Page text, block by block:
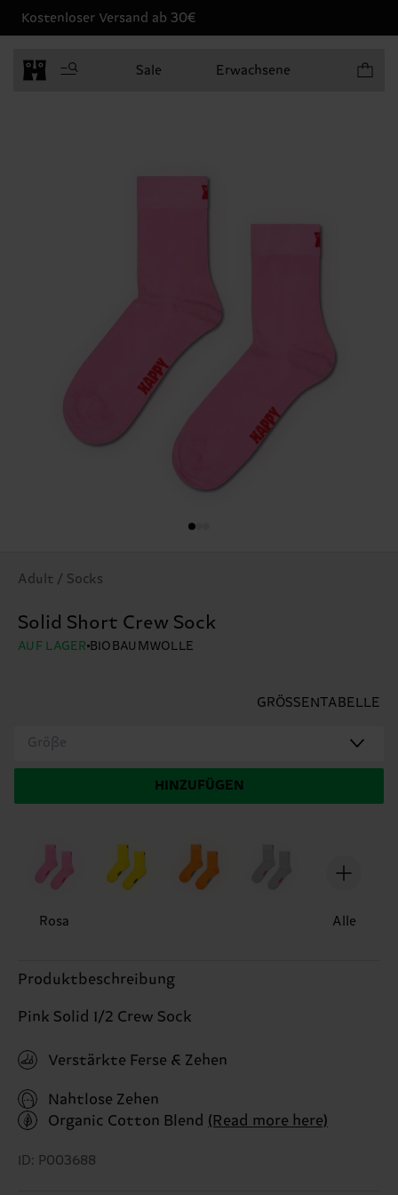
Kostenloser Versand ab 30€
Sale Erwachsene
Adult / Socks
Solid Short Crew Sock
AUF LAGER BIOBAUMWOLLE
GRÖSSENTABELLE
Größe
HINZUFÜGEN
Rosa Alle
Produktbeschreibung
Pink Solid 1/2 Crew Sock
Verstärkte Ferse & Zehen
Nahtlose Zehen
Organic Cotton Blend (Read more here)
ID: P003688